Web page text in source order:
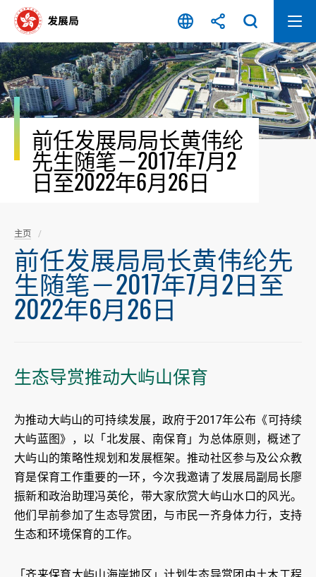
容
开
始
前任发展局局长黄伟纶
先生随笔－2017年7月2
日至2022年6月26日
主页
前任发展局局长黄伟纶先
生随笔－2017年7月2日至
2022年6月26日
生态导赏推动大屿山保育
为推动大屿山的可持续发展，政府于2017年公布《可持续
大屿蓝图》，以「北发展、南保育」为总体原则，概述了
大屿山的策略性规划和发展框架。推动社区参与及公众教
育是保育工作重要的一环，今次我邀请了发展局副局长廖
振新和政治助理冯英伦，带大家欣赏大屿山水口的风光。
他们早前参加了生态导赏团，与市民一齐身体力行，支持
生态和环境保育的工作。